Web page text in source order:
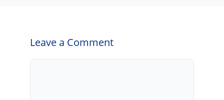
Leave a Comment